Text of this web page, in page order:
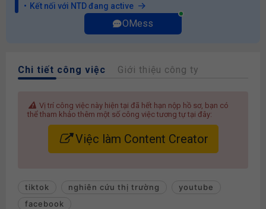
Kết nối với NTD đang active
OMess
Chi tiết công việc Giới thiệu công ty
Vị trí công việc này hiện tại đã hết hạn nộp hồ sơ, bạn có
thể tham khảo thêm một số công việc tương tự tại đây:
Việc làm Content Creator
tiktok nghiên cứu thị trường
youtube
facebook